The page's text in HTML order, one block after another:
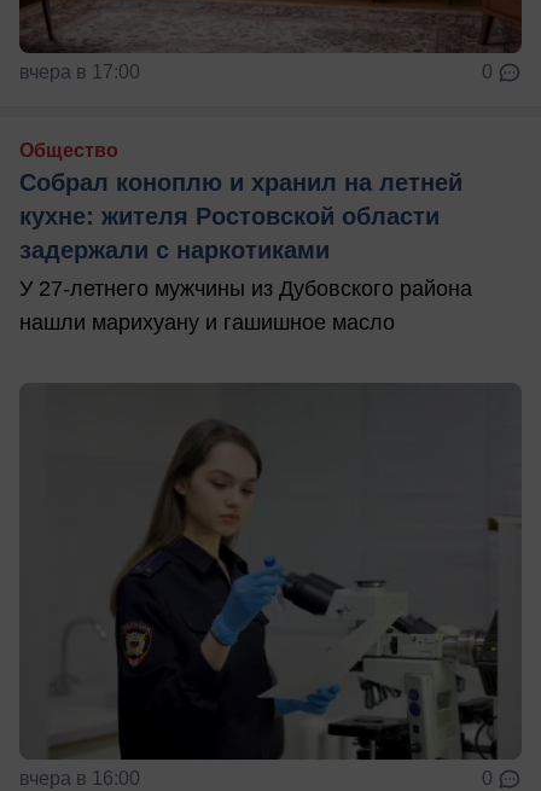
вчера в 17:00 0
Общество
Собрал коноплю и хранил на летней
кухне: жителя Ростовской области
задержали с наркотиками
У 27-летнего мужчины из Дубовского района
нашли марихуану и гашишное масло
вчера в 16:00 0